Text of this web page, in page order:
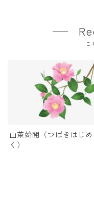
こ
山茶始開（つばきはじめ
く）